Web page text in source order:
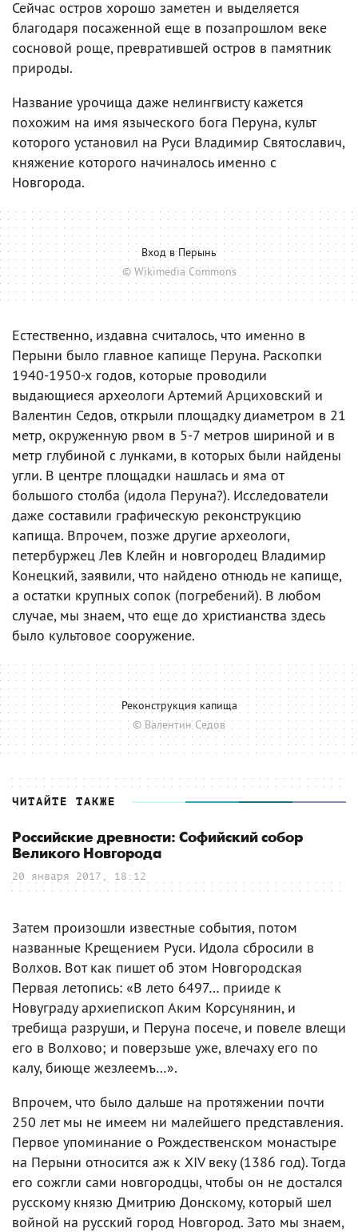
Сейчас остров хорошо заметен и выделяется
благодаря посаженной еще в позапрошлом веке
сосновой роще, превратившей остров в памятник
природы.
Название урочища даже нелингвисту кажется
похожим на имя языческого бога Перуна, культ
которого установил на Руси Владимир Святославич,
княжение которого начиналось именно с
Новгорода.
Вход в Перынь
© Wikimedia Commons
Естественно, издавна считалось, что именно в
Перыни было главное капище Перуна. Раскопки
1940-1950-х годов, которые проводили
выдающиеся археологи Артемий Арциховский и
Валентин Седов, открыли площадку диаметром в 21
метр, окруженную рвом в 5-7 метров шириной и в
метр глубиной с лунками, в которых были найдены
угли. В центре площадки нашлась и яма от
большого столба (идола Перуна?). Исследователи
даже составили графическую реконструкцию
капища. Впрочем, позже другие археологи,
петербуржец Лев Клейн и новгородец Владимир
Конецкий, заявили, что найдено отнюдь не капище,
а остатки крупных сопок (погребений). В любом
случае, мы знаем, что еще до христианства здесь
было культовое сооружение.
Реконструкция капища
© Валентин Седов
ЧИТАЙТЕ ТАКЖЕ
Российские древности: Софийский собор
Великого Новгорода
20 января 2017, 18:12
Затем произошли известные события, потом
названные Крещением Руси. Идола сбросили в
Волхов. Вот как пишет об этом Новгородская
Первая летопись: «В лето 6497… прииде к
Новуграду архиепископ Аким Корсунянин, и
требища разруши, и Перуна посече, и повеле влещи
его в Волхово; и поверзьше уже, влечаху его по
калу, биюще жезлеемъ…».
Впрочем, что было дальше на протяжении почти
250 лет мы не имеем ни малейшего представления.
Первое упоминание о Рождественском монастыре
на Перыни относится аж к XIV веку (1386 год). Тогда
его сожгли сами новгородцы, чтобы он не достался
русскому князю Дмитрию Донскому, который шел
войной на русский город Новгород. Зато мы знаем,